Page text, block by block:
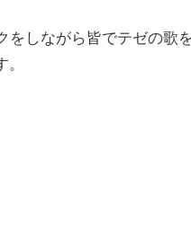
をしながら皆でテゼの歌